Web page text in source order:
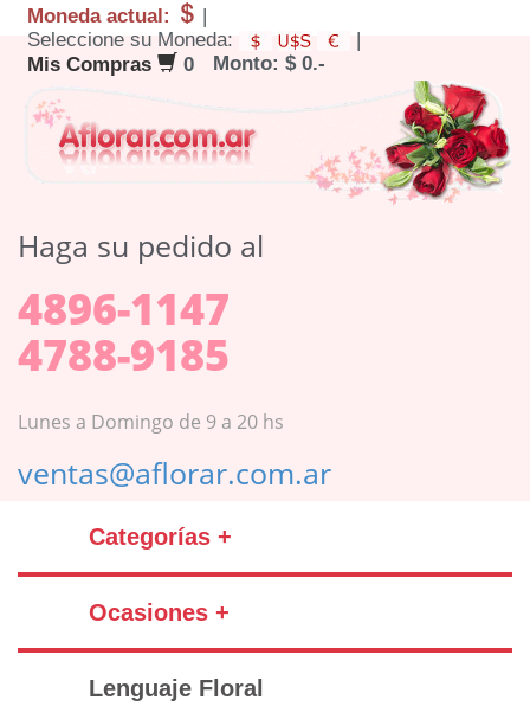
Moneda actual:
|
Seleccione su Moneda:
|
Mis Compras
0 Monto: $ 0.-
Haga su pedido al
4896-1147
4788-9185
Lunes a Domingo de 9 a 20 hs
ventas@aflorar.com.ar
Categorías +
Ocasiones +
Lenguaje Floral